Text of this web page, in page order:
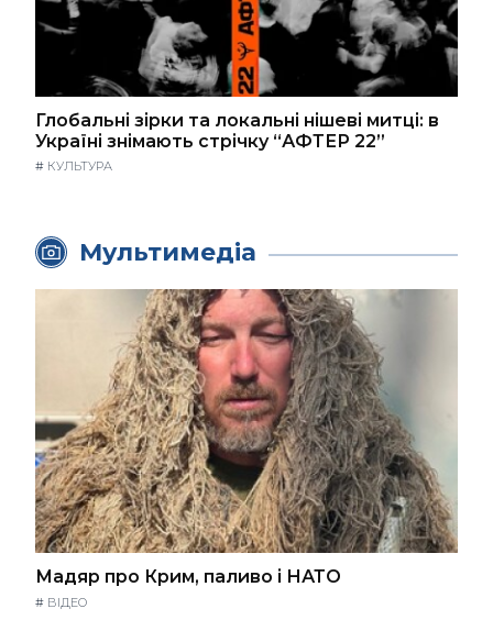
Глобальні зірки та локальні нішеві митці: в
Україні знімають стрічку “АФТЕР 22”
# КУЛЬТУРА
Мультимедіа
Мадяр про Крим, паливо і НАТО
# ВІДЕО